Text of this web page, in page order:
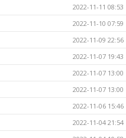
2022-11-11 08:53
2022-11-10 07:59
2022-11-09 22:56
2022-11-07 19:43
2022-11-07 13:00
2022-11-07 13:00
2022-11-06 15:46
2022-11-04 21:54